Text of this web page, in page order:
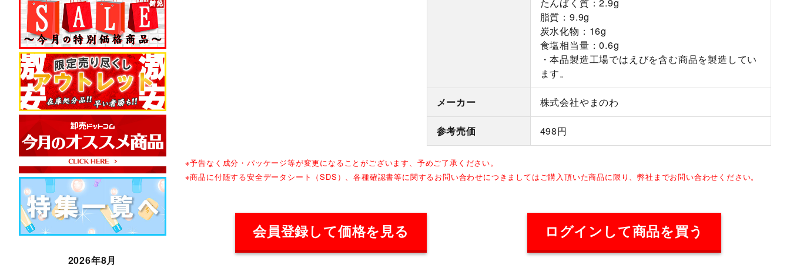
脂質：9.9g
炭水化物：16g
食塩相当量：0.6g
・本品製造工場ではえびを含む商品を製造してい
ます。
メーカー 株式会社やまのわ
参考売価 498円
※予告なく成分・パッケージ等が変更になることがございます、予めご了承ください。
※商品に付随する安全データシート（SDS）、各種確認書等に関するお問い合わせにつきましてはご購入頂いた商品に限り、弊社までお問い合わせください。
会員登録して価格を見る ログインして商品を買う
2026年8月